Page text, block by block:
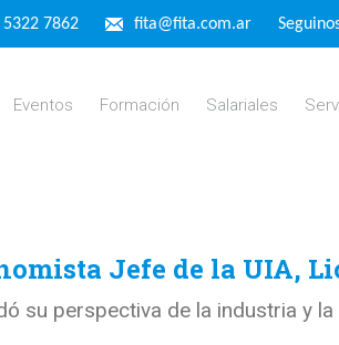
7862 fita@fita.com.ar
Eventos Formación Salariales
Jefe de la UIA,
su perspectiva de la industria y